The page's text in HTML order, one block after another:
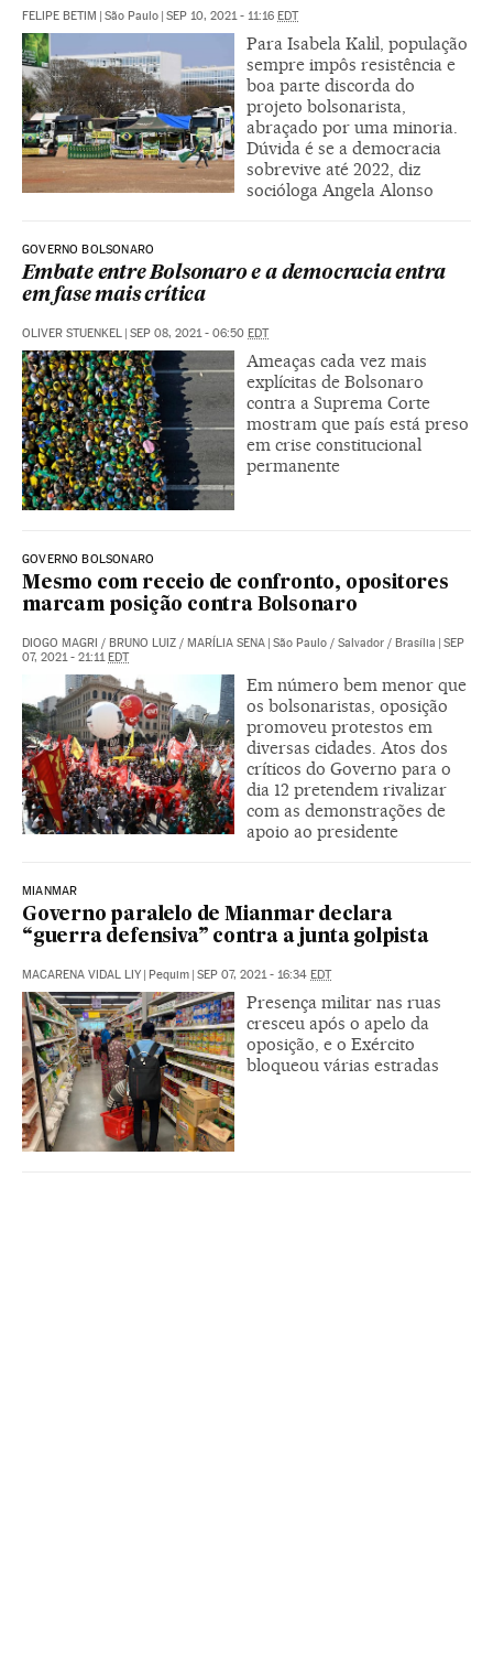
FELIPE BETIM | São Paulo | SEP 10, 2021 - 11:16 EDT
Para Isabela Kalil, população
sempre impôs resistência e
boa parte discorda do
projeto bolsonarista,
abraçado por uma minoria.
Dúvida é se a democracia
sobrevive até 2022, diz
socióloga Angela Alonso
GOVERNO BOLSONARO
Embate entre Bolsonaro e a democracia entra
em fase mais crítica
OLIVER STUENKEL | SEP 08, 2021 - 06:50 EDT
Ameaças cada vez mais
explícitas de Bolsonaro
contra a Suprema Corte
mostram que país está preso
em crise constitucional
permanente
GOVERNO BOLSONARO
Mesmo com receio de confronto, opositores
marcam posição contra Bolsonaro
DIOGO MAGRI / BRUNO LUIZ / MARÍLIA SENA | São Paulo / Salvador / Brasília | SEP
07, 2021 - 21:11EDT
Em número bem menor que
os bolsonaristas, oposição
promoveu protestos em
diversas cidades. Atos dos
críticos do Governo para o
dia 12 pretendem rivalizar
com as demonstrações de
apoio ao presidente
MIANMAR
Governo paralelo de Mianmar declara
“guerra defensiva” contra a junta golpista
MACARENA VIDAL LIY | Pequim | SEP 07, 2021 - 16:34 EDT
Presença militar nas ruas
cresceu após o apelo da
oposição, e o Exército
bloqueou várias estradas